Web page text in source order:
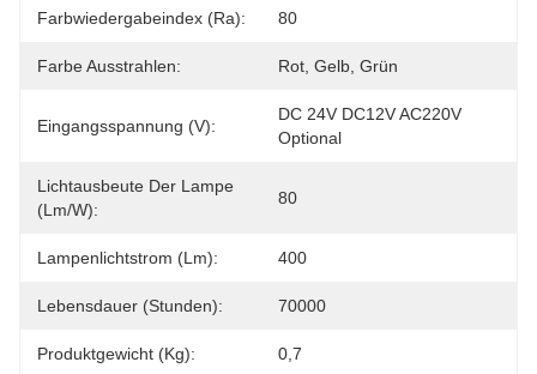
Farbwiedergabeindex (Ra): 80
Farbe Ausstrahlen: Rot, Gelb, Grün
Eingangsspannung (V):
DC 24V DC12V AC220V
Optional
Lichtausbeute Der Lampe
(lm/w):
80
Lampenlichtstrom (lm): 400
Lebensdauer (Stunden): 70000
Produktgewicht (kg): 0,7